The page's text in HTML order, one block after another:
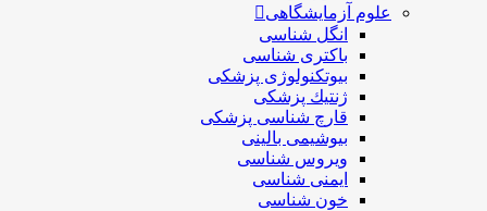
علوم آزمایشگاهی
انگل شناسی
باکتری شناسی
بیوتکنولوژی پزشکی
ژنتيك پزشکی
قارچ شناسی پزشكی
بیوشیمی بالینی
ویروس شناسی
ایمنی شناسی
خون شناسی